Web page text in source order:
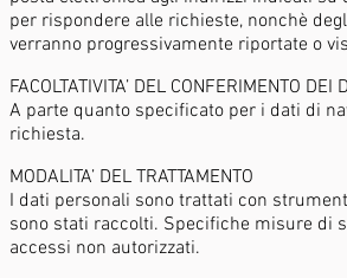
per rispondere alle richieste, nonchè
verranno progressivamente riportate o
FACOLTATIVITA’ DEL CONFERIMENTO DEI
A parte quanto specificato per i dati di
richiesta.
MODALITA’ DEL TRATTAMENTO
I dati personali sono trattati con
sono stati raccolti. Specifiche misure di
accessi non autorizzati.